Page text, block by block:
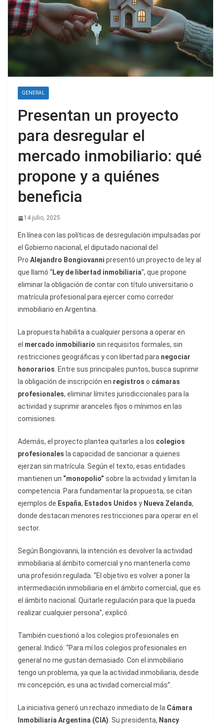
GENERAL
Presentan un proyecto
para desregular el
mercado inmobiliario: qué
propone y a quiénes
beneficia
14 julio, 2025
En línea con las políticas de desregulación impulsadas por
el Gobierno nacional, el diputado nacional del
Pro Alejandro Bongiovanni presentó un proyecto de ley al
que llamó “Ley de libertad inmobiliaria”, que propone
eliminar la obligación de contar con título universitario o
matrícula profesional para ejercer como corredor
inmobiliario en Argentina.
La propuesta habilita a cualquier persona a operar en
el mercado inmobiliario sin requisitos formales, sin
restricciones geográficas y con libertad para negociar
honorarios. Entre sus principales puntos, busca suprimir
la obligación de inscripción en registros o cámaras
profesionales, eliminar límites jurisdiccionales para la
actividad y suprimir aranceles fijos o mínimos en las
comisiones.
Además, el proyecto plantea quitarles a los colegios
profesionales la capacidad de sancionar a quienes
ejerzan sin matrícula. Según el texto, esas entidades
mantienen un “monopolio” sobre la actividad y limitan la
competencia. Para fundamentar la propuesta, se citan
ejemplos de España, Estados Unidos y Nueva Zelanda,
donde destacan menores restricciones para operar en el
sector.
Según Bongiovanni, la intención es devolver la actividad
inmobiliaria al ámbito comercial y no mantenerla como
una profesión regulada. “El objetivo es volver a poner la
intermediación inmobiliaria en el ámbito comercial, que es
el ámbito nacional. Quitarle regulación para que la pueda
realizar cualquier persona”, explicó.
También cuestionó a los colegios profesionales en
general. Indicó: “Para mí los colegios profesionales en
general no me gustan demasiado. Con el inmobiliario
tengo un problema, ya que la actividad inmobiliaria, desde
mi concepción, es una actividad comercial más”.
La iniciativa generó un rechazo inmediato de la Cámara
Inmobiliaria Argentina (CIA). Su presidenta, Nancy